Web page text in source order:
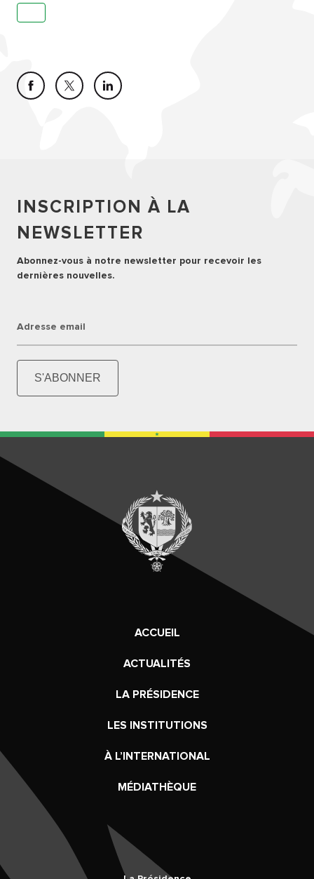
INSCRIPTION À LA
NEWSLETTER
Abonnez-vous à notre newsletter pour recevoir les
dernières nouvelles.
Adresse email
S'ABONNER
ACCUEIL
ACTUALITÉS
LA PRÉSIDENCE
LES INSTITUTIONS
À L’INTERNATIONAL
MÉDIATHÈQUE